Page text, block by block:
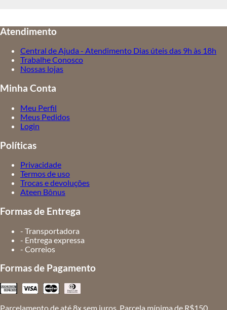
Atendimento
Central de Ajuda - Atendimento Dias úteis das 9h às 18h
Trabalhe Conosco
Nossas lojas
Minha Conta
Meu Perfil
Meus Pedidos
Login
Políticas
Privacidade
Termos de uso
Trocas e devoluções
Ateen Bônus
Formas de Entrega
- Transportadora
- Entrega expressa
- Correios
Formas de Pagamento
Parcelamento de até 8x sem juros. Parcela mínima de R$150